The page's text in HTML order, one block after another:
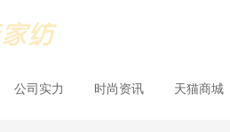
公司实力 时尚资讯 天猫商城